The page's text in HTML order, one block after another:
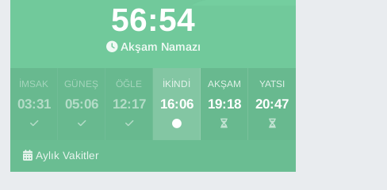
56:53
Akşam Namazı
İMSAK
03:31
GÜNEŞ
05:06
ÖĞLE
12:17
İKINDI
16:06
AKŞAM
19:18
YATSI
20:47
Aylık Vakitler